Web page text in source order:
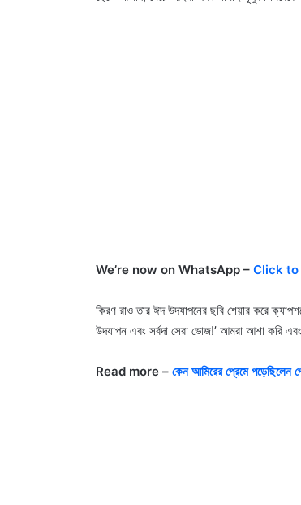
We’re now on WhatsApp – Click to
কিরণ রাও তার ঈদ উদযাপনের ছবি শেয়ার করে
উদযাপন এবং সর্বদা সেরা ভোজ!’ আমরা আশা করি
Read more – কেন আমিরের প্রেমে পড়েছিলেন